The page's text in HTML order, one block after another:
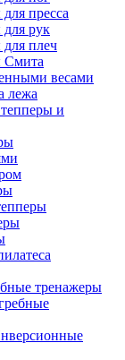
пресса
рук
плеч
Смита
весами
лежа
и
тренажеры